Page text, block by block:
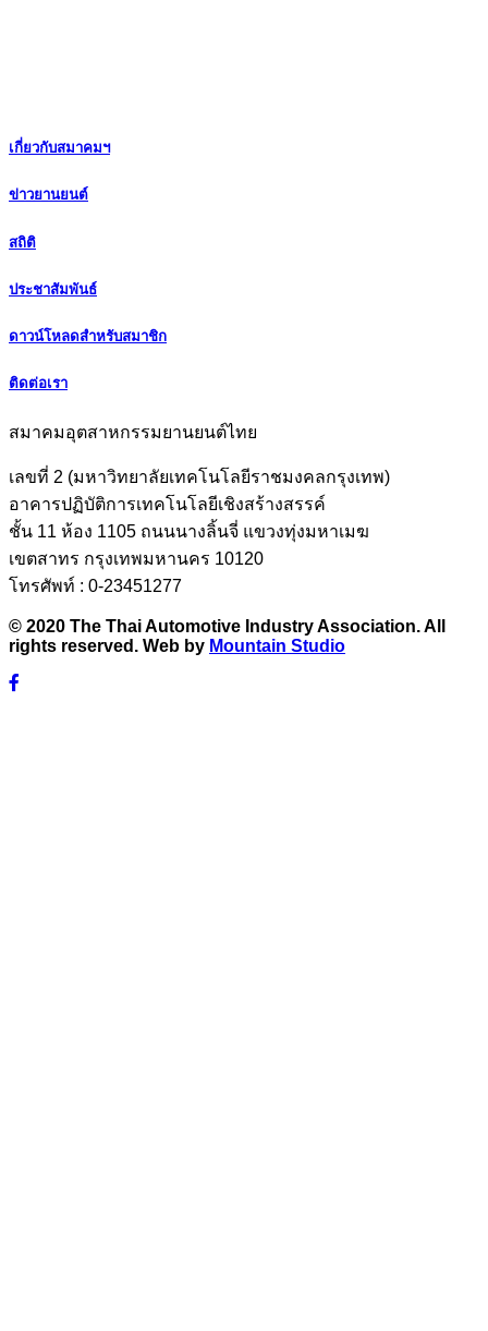
เกี่ยวกับสมาคมฯ
ข่าวยานยนต์
สถิติ
ประชาสัมพันธ์
ดาวน์โหลดสำหรับสมาชิก
ติดต่อเรา
สมาคมอุตสาหกรรมยานยนต์ไทย
เลขที่ 2 (มหาวิทยาลัยเทคโนโลยีราชมงคลกรุงเทพ)
อาคารปฏิบัติการเทคโนโลยีเชิงสร้างสรรค์
ชั้น 11 ห้อง 1105 ถนนนางลิ้นจี่ แขวงทุ่งมหาเมฆ
เขตสาทร กรุงเทพมหานคร 10120
โทรศัพท์ : 0-23451277
© 2020 The Thai Automotive Industry Association. All
rights reserved. Web by Mountain Studio